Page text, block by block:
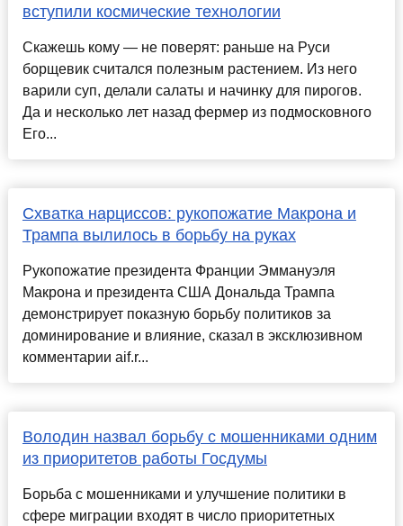
вступили космические технологии
Скажешь кому — не поверят: раньше на Руси
борщевик считался полезным растением. Из него
варили суп, делали салаты и начинку для пирогов.
Да и несколько лет назад фермер из подмосковного
Его...
Схватка нарциссов: рукопожатие Макрона и
Трампа вылилось в борьбу на руках
Рукопожатие президента Франции Эммануэля
Макрона и президента США Дональда Трампа
демонстрирует показную борьбу политиков за
доминирование и влияние, сказал в эксклюзивном
комментарии aif.r...
Володин назвал борьбу с мошенниками одним
из приоритетов работы Госдумы
Борьба с мошенниками и улучшение политики в
сфере миграции входят в число приоритетных